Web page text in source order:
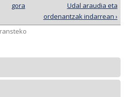
gora
Udal araudia eta
ordenantzak indarrean ›